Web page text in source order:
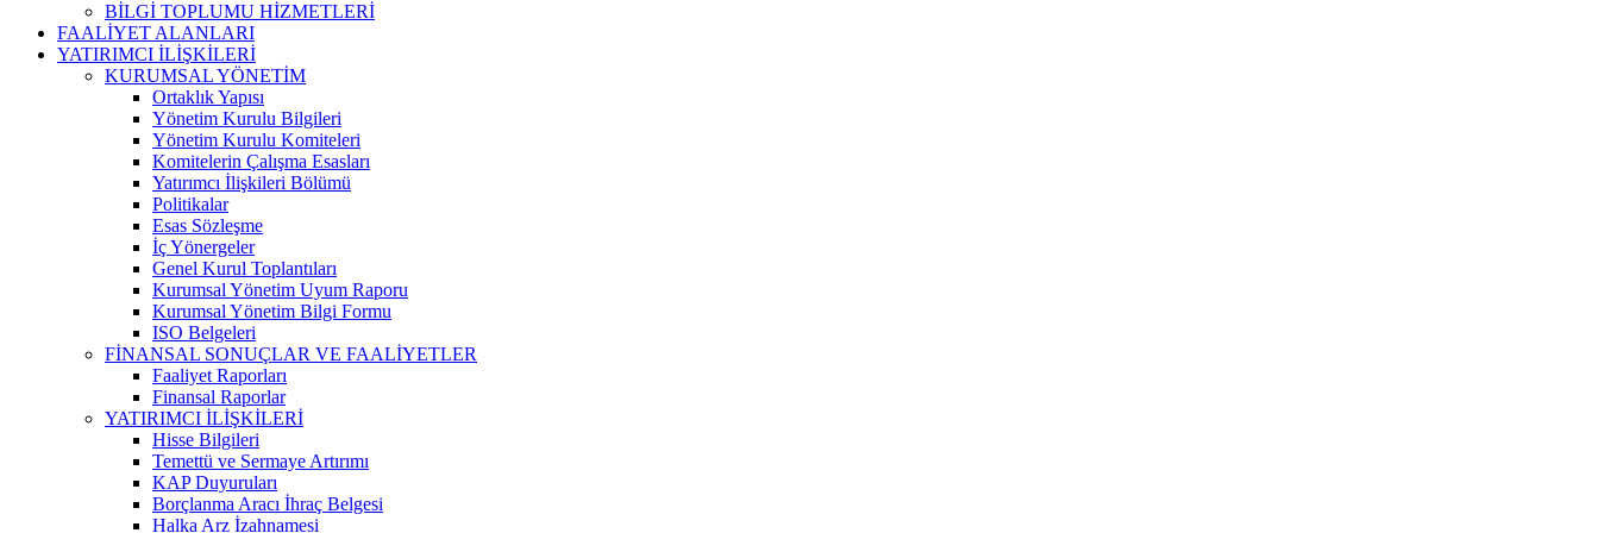
BİLGİ TOPLUMU HİZMETLERİ
FAALİYET ALANLARI
YATIRIMCI İLİŞKİLERİ
KURUMSAL YÖNETİM
Ortaklık Yapısı
Yönetim Kurulu Bilgileri
Yönetim Kurulu Komiteleri
Komitelerin Çalışma Esasları
Yatırımcı İlişkileri Bölümü
Politikalar
Esas Sözleşme
İç Yönergeler
Genel Kurul Toplantıları
Kurumsal Yönetim Uyum Raporu
Kurumsal Yönetim Bilgi Formu
ISO Belgeleri
FİNANSAL SONUÇLAR VE FAALİYETLER
Faaliyet Raporları
Finansal Raporlar
YATIRIMCI İLİŞKİLERİ
Hisse Bilgileri
Temettü ve Sermaye Artırımı
KAP Duyuruları
Borçlanma Aracı İhraç Belgesi
Halka Arz İzahnamesi